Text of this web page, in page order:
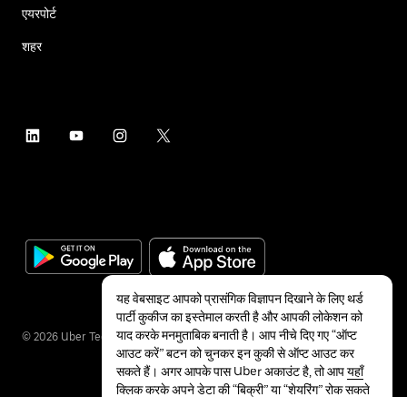
एयरपोर्ट
शहर
© 2026 Uber Technologies Inc.
यह वेबसाइट आपको प्रासंगिक विज्ञापन दिखाने के लिए थर्ड
पार्टी कुकीज का इस्तेमाल करती है और आपकी लोकेशन को
याद करके मनमुताबिक बनाती है। आप नीचे दिए गए “ऑप्ट
आउट करें” बटन को चुनकर इन कुकी से ऑप्ट आउट कर
सकते हैं। अगर आपके पास Uber अकाउंट है, तो आपयहाँ
क्लिक करके अपने डेटा की “बिक्री” या “शेयरिंग” रोक सकते